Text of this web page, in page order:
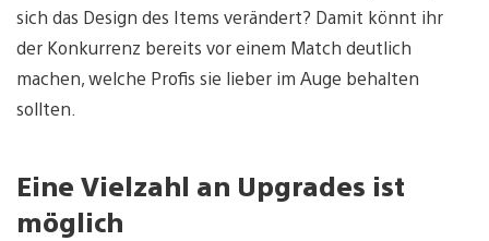
sich das Design des Items verändert? Damit könnt ihr
der Konkurrenz bereits vor einem Match deutlich
machen, welche Profis sie lieber im Auge behalten
sollten.
Eine Vielzahl an Upgrades ist
möglich